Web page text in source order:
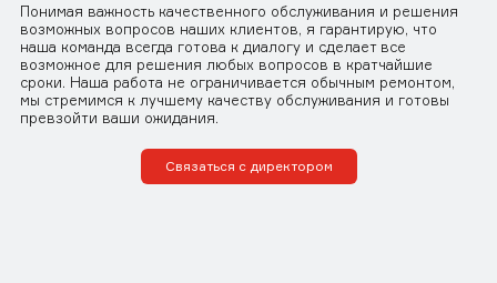
Понимая важность качественного обслуживания и решения
возможных вопросов наших клиентов, я гарантирую, что
наша команда всегда готова к диалогу и сделает все
возможное для решения любых вопросов в кратчайшие
сроки. Наша работа не ограничивается обычным ремонтом,
мы стремимся к лучшему качеству обслуживания и готовы
превзойти ваши ожидания.
Связаться с директором